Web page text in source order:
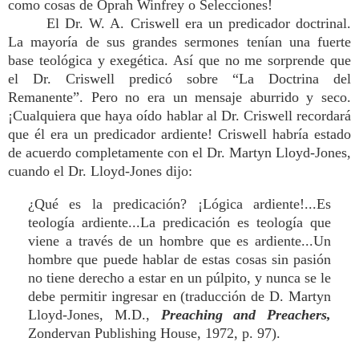
como cosas de Oprah Winfrey o Selecciones!
El Dr. W. A. Criswell era un predicador doctrinal.
La mayoría de sus grandes sermones tenían una fuerte
base teológica y exegética. Así que no me sorprende que
el Dr. Criswell predicó sobre “La Doctrina del
Remanente”. Pero no era un mensaje aburrido y seco.
¡Cualquiera que haya oído hablar al Dr. Criswell recordará
que él era un predicador ardiente! Criswell habría estado
de acuerdo completamente con el Dr. Martyn Lloyd-Jones,
cuando el Dr. Lloyd-Jones dijo:
¿Qué es la predicación? ¡Lógica ardiente!...Es
teología ardiente...La predicación es teología que
viene a través de un hombre que es ardiente...Un
hombre que puede hablar de estas cosas sin pasión
no tiene derecho a estar en un púlpito, y nunca se le
debe permitir ingresar en (traducción de D. Martyn
Lloyd-Jones, M.D., Preaching and Preachers,
Zondervan Publishing House, 1972, p. 97).